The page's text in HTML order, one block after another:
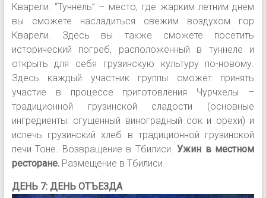
Кварели. “Туннель” – место, где жарким летним днем
вы сможете насладиться свежим воздухом гор
Кварели. Здесь вы также сможете посетить
исторический погреб, расположенный в туннеле и
открыть для себя грузинскую культуру по-новому.
Здесь каждый участник группы сможет принять
участие в процессе приготовления Чурчхелы –
традиционной грузинской сладости (основные
ингредиенты: сгущенный виноградный сок и орехи) и
испечь грузинский хлеб в традиционной грузинской
печи Тоне. Возвращение в Тбилиси.Ужин в местном
ресторане.Размещение в Тбилиси.
ДЕНЬ 7: ДЕНЬОТЪЕЗДА